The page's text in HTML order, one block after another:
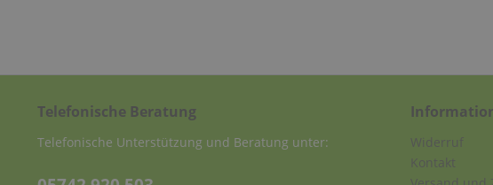
Telefonische Beratung
Telefonische Unterstützung und Beratung unter:
Widerruf
Kontakt